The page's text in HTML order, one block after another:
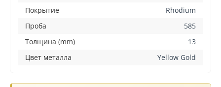
Покрытие
Rhodium
Проба
585
Толщина (mm)
13
Цвет металла
Yellow Gold